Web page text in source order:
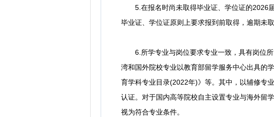
5.在报名时尚未取得毕业证、学位证的2026届
毕业证、学位证原则上要求报到前取得，逾期未
6.所学专业与岗位要求专业一致，具有岗位所
湾和国外院校专业以教育部留学服务中心出具的
育学科专业目录(2022年)》等。其中，以辅修专
认证。对于国内高等院校自主设置专业与海外留
视为符合专业条件。